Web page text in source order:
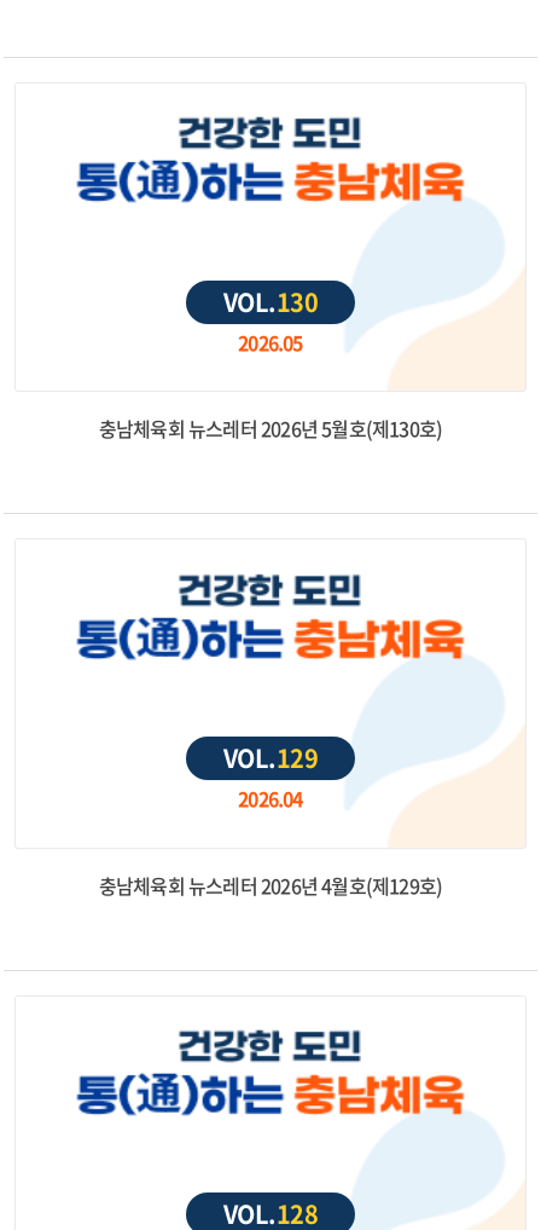
VOL.130
2026.05
충남체육회 뉴스레터 2026년 5월호(제130호)
VOL.129
2026.04
충남체육회 뉴스레터 2026년 4월호(제129호)
VOL.128